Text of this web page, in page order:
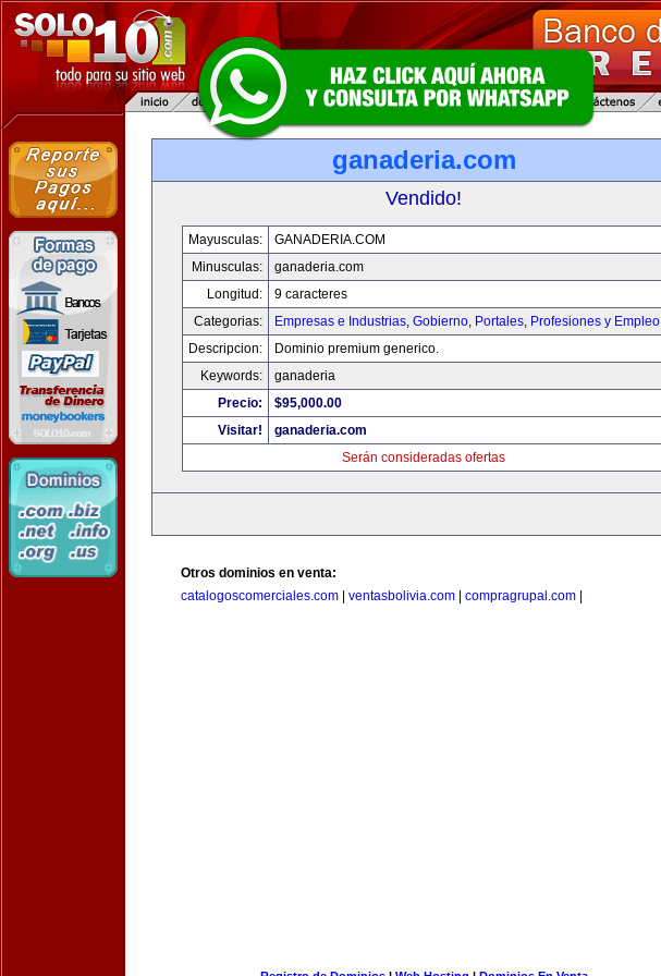
ganaderia.com
Vendido!
Mayusculas:
GANADERIA.COM
Minusculas:
ganaderia.com
Longitud:
9 caracteres
Categorias:
Empresas e Industrias, Gobierno, Portales, Profesiones y Empleo
Descripcion:
Dominio premium generico.
Keywords:
ganaderia
Precio:
$95,000.00
Visitar!
ganaderia.com
Serán consideradas ofertas
Otros dominios en venta:
catalogoscomerciales.com
ventasbolivia.com compragrupal.com